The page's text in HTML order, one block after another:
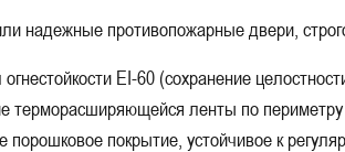
Для
С
надежные противопожарные двери,
EI-60 (сохранение
терморасширяющейся ленты по
порошковое покрытие, устойчивое к